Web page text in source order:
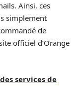
Ainsi, ces
simplement
de
officiel d’Orange
services de